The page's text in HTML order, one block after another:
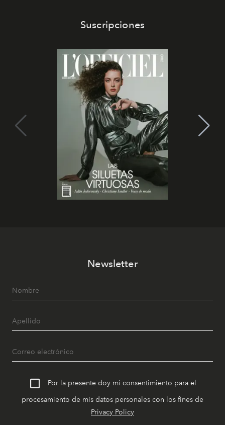
Suscripciones
Newsletter
Por la presente doy mi consentimiento para el
procesamiento de mis datos personales con los fines de
Privacy Policy